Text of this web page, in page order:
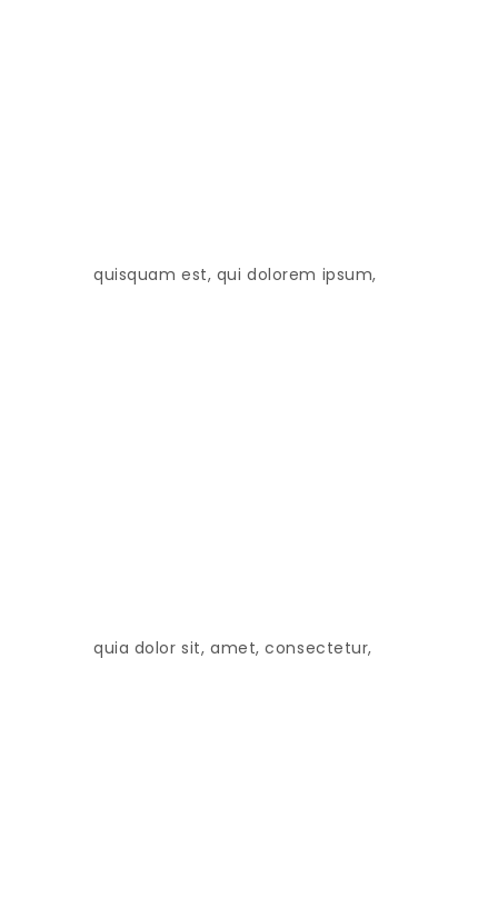
quisquam est, qui dolorem ipsum,
quia dolor sit, amet, consectetur,